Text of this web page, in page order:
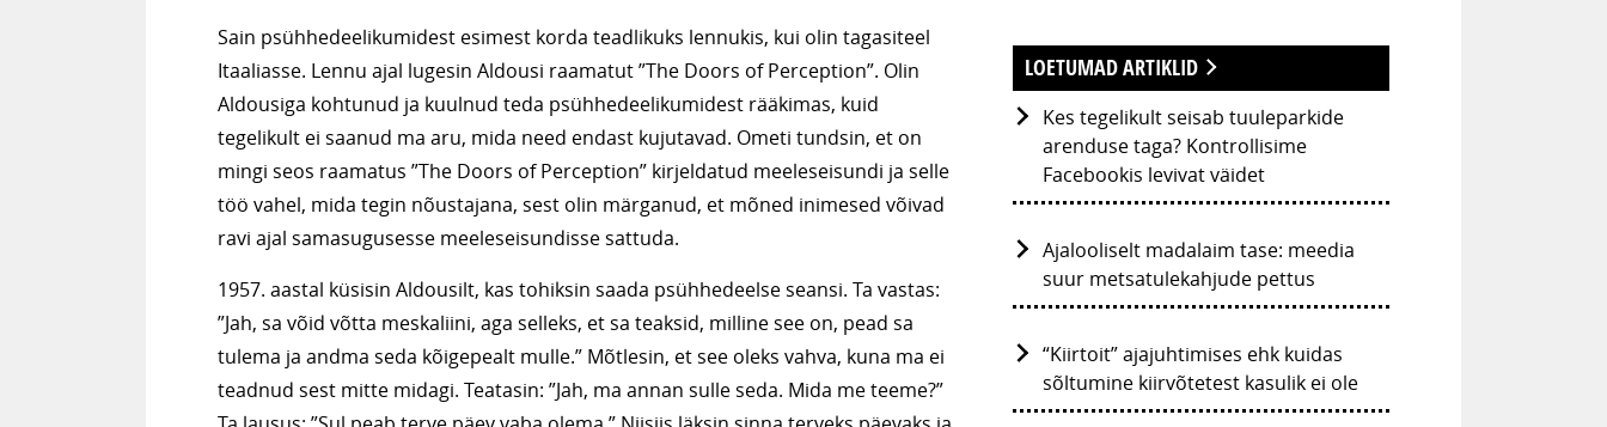
Sain psühhedeelikumidest esimest korda teadlikuks lennukis, kui olin tagasiteel
Itaaliasse. Lennu ajal lugesin Aldousi raamatut ”The Doors of Perception”. Olin
Aldousiga kohtunud ja kuulnud teda psühhedeelikumidest rääkimas, kuid
tegelikult ei saanud ma aru, mida need endast kujutavad. Ometi tundsin, et on
mingi seos raamatus ”The Doors of Perception” kirjeldatud meeleseisundi ja selle
töö vahel, mida tegin nõustajana, sest olin märganud, et mõned inimesed võivad
ravi ajal samasugusesse meeleseisundisse sattuda.
1957. aastal küsisin Aldousilt, kas tohiksin saada psühhedeelse seansi. Ta vastas:
”Jah, sa võid võtta meskaliini, aga selleks, et sa teaksid, milline see on, pead sa
tulema ja andma seda kõigepealt mulle.” Mõtlesin, et see oleks vahva, kuna ma ei
teadnud sest mitte midagi. Teatasin: ”Jah, ma annan sulle seda. Mida me teeme?”
LOETUMAD ARTIKLID
Kes tegelikult seisab tuuleparkide
arenduse taga? Kontrollisime
Facebookis levivat väidet
Ajalooliselt madalaim tase: meedia
suur metsatulekahjude pettus
“Kiirtoit” ajajuhtimises ehk kuidas
sõltumine kiirvõtetest kasulik ei ole